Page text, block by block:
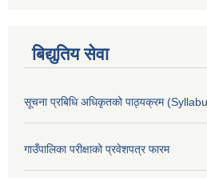
बिद्युतिय सेवा
सूचना प्रबिधि अधिकृतको पाठ्यक्रम
गाउँपालिका परीक्षाको प्रवेशपत्र फारम